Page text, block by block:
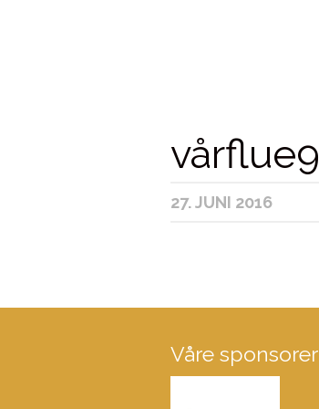
vårflue9
27. JUNI 2016
Våre sponsorer